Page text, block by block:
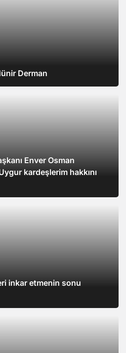
Derman
Enver Osman
kardeşlerim hakkını
inkar etmenin sonu